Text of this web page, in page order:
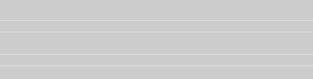
l'utilizzo di acque non sicure può comportare conseguenze gravi
di microbi (batteri), di parassiti o divirus, che nei Paesi
le pratiche di trattamento e disinfezione. È, invece, un
pratiche di lavaggio (igiene domestica o personale). Rientrano
o il confezionamento di prodotti destinati al consumo
di Sicurezza dell'Acqua (PSA) sono state predisposte dall'Istituto